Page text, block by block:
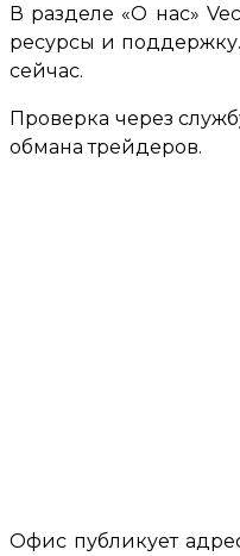
В разделе «О нас»
ресурсы и
сейчас.
Проверка через
обмана трейдеров.
Офис публикует